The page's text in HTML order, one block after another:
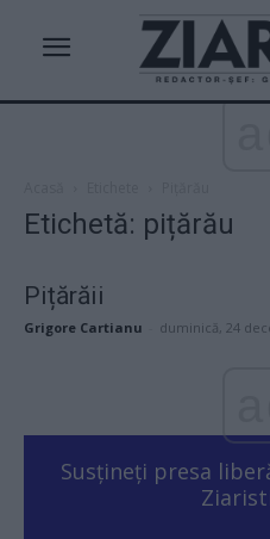
Etichetă: pițărău
Pițărăii
Grigore Cartianu duminică, 24
Susțineți presa